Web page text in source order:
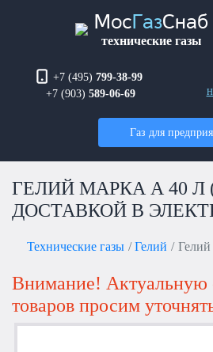
Мос ГазСнаб
технические газы
+7 (495) 799-38-99
+7 (903) 589-06-69
Газ для
ГЕЛИЙ МАРКА А 40 Л
ДОСТАВКОЙ В
Технические газы Гелий
Внимание! Актуальную
товаров просим